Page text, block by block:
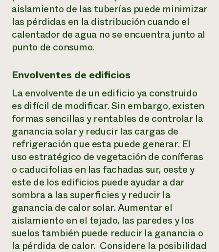
aislamiento de las tuberías puede minimizar
las pérdidas en la distribución cuando el
calentador de agua no se encuentra junto al
punto de consumo.
Envolventes de edificios
La envolvente de un edificio ya construido
es difícil de modificar. Sin embargo, existen
formas sencillas y rentables de controlar la
ganancia solar y reducir las cargas de
refrigeración que esta puede generar. El
uso estratégico de vegetación de coníferas
o caducifolias en las fachadas sur, oeste y
este de los edificios puede ayudar a dar
sombra a las superficies y reducir la
ganancia de calor solar. Aumentar el
aislamiento en el tejado, las paredes y los
suelos también puede reducir la ganancia o
la pérdida de calor. Considere la posibilidad